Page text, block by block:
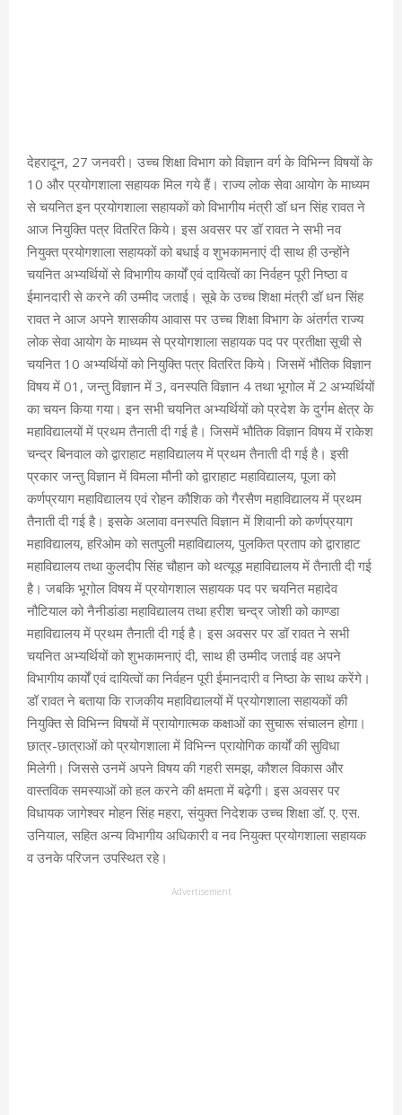
देहरादून, 27 जनवरी। उच्च शिक्षा विभाग को विज्ञान वर्ग के विभिन्न विषयों के
10 और प्रयोगशाला सहायक मिल गये हैं। राज्य लोक सेवा आयोग के माध्यम
से चयनित इन प्रयोगशाला सहायकों को विभागीय मंत्री डॉ धन सिंह रावत ने
आज नियुक्ति पत्र वितरित किये। इस अवसर पर डॉ रावत ने सभी नव
नियुक्त प्रयोगशाला सहायकों को बधाई व शुभकामनाएं दी साथ ही उन्होंने
चयनित अभ्यर्थियों से विभागीय कार्यों एवं दायित्वों का निर्वहन पूरी निष्ठा व
ईमानदारी से करने की उम्मीद जताई। सूबे के उच्च शिक्षा मंत्री डॉ धन सिंह
रावत ने आज अपने शासकीय आवास पर उच्च शिक्षा विभाग के अंतर्गत राज्य
लोक सेवा आयोग के माध्यम से प्रयोगशाला सहायक पद पर प्रतीक्षा सूची से
चयनित 10 अभ्यर्थियों को नियुक्ति पत्र वितरित किये। जिसमें भौतिक विज्ञान
विषय में 01, जन्तु विज्ञान में 3, वनस्पति विज्ञान 4 तथा भूगोल में 2 अभ्यर्थियों
का चयन किया गया। इन सभी चयनित अभ्यर्थियों को प्रदेश के दुर्गम क्षेत्र के
महाविद्यालयों में प्रथम तैनाती दी गई है। जिसमें भौतिक विज्ञान विषय में राकेश
चन्द्र बिनवाल को द्वाराहाट महाविद्यालय में प्रथम तैनाती दी गई है। इसी
प्रकार जन्तु विज्ञान में विमला मौनी को द्वाराहाट महाविद्यालय, पूजा को
कर्णप्रयाग महाविद्यालय एवं रोहन कौशिक को गैरसैण महाविद्यालय में प्रथम
तैनाती दी गई है। इसके अलावा वनस्पति विज्ञान में शिवानी को कर्णप्रयाग
महाविद्यालय, हरिओम को सतपुली महाविद्यालय, पुलकित प्रताप को द्वाराहाट
महाविद्यालय तथा कुलदीप सिंह चौहान को थत्यूड़ महाविद्यालय में तैनाती दी गई
है। जबकि भूगोल विषय में प्रयोगशाल सहायक पद पर चयनित महादेव
नौटियाल को नैनीडांडा महाविद्यालय तथा हरीश चन्द्र जोशी को काण्डा
महाविद्यालय में प्रथम तैनाती दी गई है। इस अवसर पर डॉ रावत ने सभी
चयनित अभ्यर्थियों को शुभकामनाएं दी, साथ ही उम्मीद जताई वह अपने
विभागीय कार्यों एवं दायित्वों का निर्वहन पूरी ईमानदारी व निष्ठा के साथ करेंगे।
डॉ रावत ने बताया कि राजकीय महाविद्यालयों में प्रयोगशाला सहायकों की
नियुक्ति से विभिन्न विषयों में प्रायोगात्मक कक्षाओं का सुचारू संचालन होगा।
छात्र-छात्राओं को प्रयोगशाला में विभिन्न प्रायोगिक कार्यों की सुविधा
मिलेगी। जिससे उनमें अपने विषय की गहरी समझ, कौशल विकास और
वास्तविक समस्याओं को हल करने की क्षमता में बढ़ेगी। इस अवसर पर
विधायक जागेश्वर मोहन सिंह महरा, संयुक्त निदेशक उच्च शिक्षा डॉ. ए. एस.
उनियाल, सहित अन्य विभागीय अधिकारी व नव नियुक्त प्रयोगशाला सहायक
व उनके परिजन उपस्थित रहे।
Advertisement